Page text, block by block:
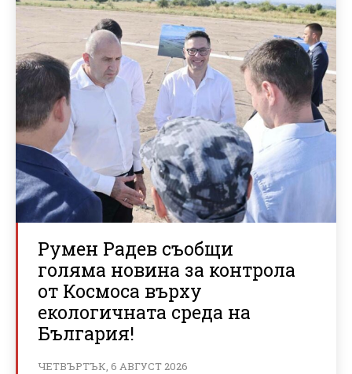
Румен Радев съобщи
голяма новина за контрола
от Космоса върху
екологичната среда на
България!
ЧЕТВЪРТЪК, 6 АВГУСТ 2026